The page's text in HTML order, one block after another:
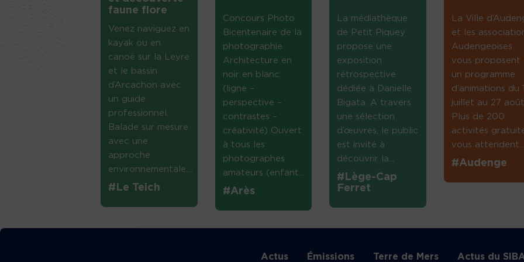
faune flore
Venez naviguez en
kayak ou en
canoë sur la Leyre
et le bassin
d’Arcachon avec
un guide
professionnel.
Balade sur mesure
avec une
approche
environnementale....
#Le Teich
Concours Photo
Bicentenaire de la
photographie
Architecture en
noir en blanc
(ligne –
perspective –
contrastes –
créativité) Ouvert
à tous les
photographes
amateurs (enfant...
#Arès
La médiathèque
de Petit Piquey
propose une
exposition
rétrospective
dédiée à Danielle
Bigata. A travers
une sélection
d’œuvres, le public
est invité à
découvrir la...
#Lège-Cap
Ferret
La Ville
et les
Audengeoises
vous proposent
un programme
d’animations du 1
juillet au 27
Plus de 200
activités
vous
#Audenge
Actus Émissions Terre de Mers Actus du